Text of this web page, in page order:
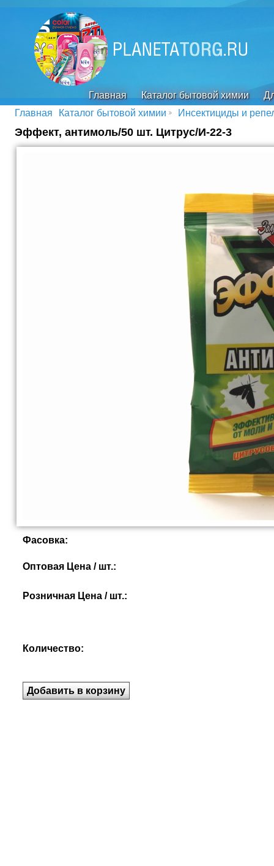
Главная Каталог бытовой химии
Главная
Каталог бытовой химии Инсектициды и
Эффект, антимоль/50 шт. Цитрус/И-22-3
Фасовка:
Оптовая Цена / шт.:
Розничная Цена / шт.:
Количество: